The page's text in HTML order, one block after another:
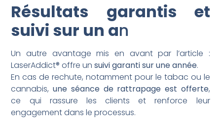
Résultats garantis et
suivi sur un an
Un autre avantage mis en avant par l’article :
LaserAddict® offre unsuivi garanti sur une année.
En cas de rechute, notamment pour le tabac ou le
cannabis,une séance de rattrapage est offerte,
ce qui rassure les clients et renforce leur
engagement dans le processus.